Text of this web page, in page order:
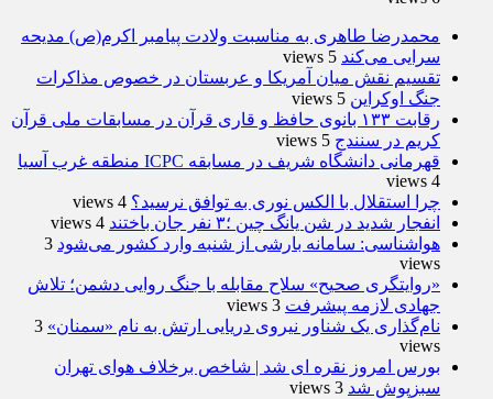
محمدرضا طاهری به مناسبت ولادت پیامبر اکرم(ص) مدیحه
سرایی می‌کند 5 views
تقسیم نقش میان آمریکا و عربستان در خصوص مذاکرات
جنگ اوکراین 5 views
رقابت ۱۳۳ بانوی حافظ و قاری قرآن در مسابقات ملی قرآن
کریم در سنندج 5 views
قهرمانی دانشگاه شریف در مسابقه ICPC منطقه غرب آسیا
4 views
چرا استقلال با الکس نوری به توافق نرسید؟ 4 views
انفجار شدید در شن یانگ چین ؛۳ نفر جان باختند
4 views
هواشناسی: سامانه بارشی از شنبه وارد کشور می‌شود 3
views
«روایتگری صحیح» سلاح مقابله با جنگ روایی دشمن؛ تلاش
جهادی لازمه پیشرفت 3 views
نام‌گذاری یک شناور نیروی دریایی ارتش به نام «سمنان» 3
views
بورس امروز نقره ای شد | شاخص برخلاف هوای تهران
سبزپوش شد 3 views